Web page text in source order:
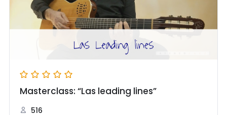
Masterclass: “Las leading lines”
516